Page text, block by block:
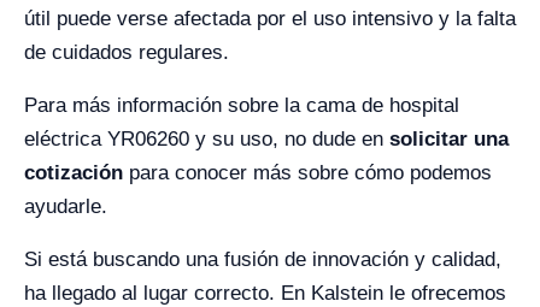
útil puede verse afectada por el uso intensivo y la falta
de cuidados regulares.
Para más información sobre la cama de hospital
eléctrica YR06260 y su uso, no dude en solicitar una
cotización para conocer más sobre cómo podemos
ayudarle.
Si está buscando una fusión de innovación y calidad,
ha llegado al lugar correcto. En Kalstein le ofrecemos